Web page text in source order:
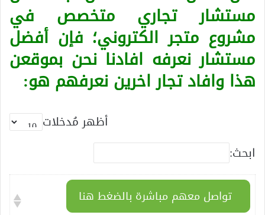
مستشار تجاري متخصص في
مشروع متجر الكتروني؛ فإن أفضل
مستشار نعرفه افادنا نحن بموقعن
هذا وافاد تجار اخرين نعرفهم هو:
أظهر مُدخلات
ابحث:
تواصل معهم مباشرة بالضغط هنا